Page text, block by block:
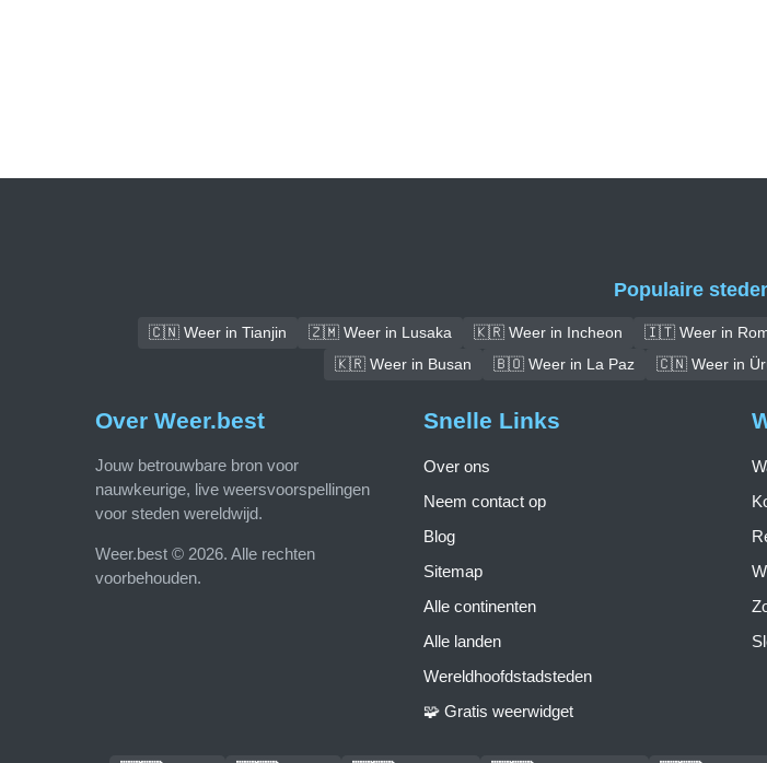
Populaire
🇨🇳 Weer in Tianjin 🇿🇲 Weer in Lusaka 🇰🇷 Weer in Incheon 🇮🇹 Weer in
🇰🇷 Weer in Busan
🇧🇴 Weer in La Paz 🇨🇳 Weer in
Over Weer.best
Jouw betrouwbare bron voor
nauwkeurige, live weersvoorspellingen
voor steden wereldwijd.
Weer.best © 2026. Alle rechten
voorbehouden.
Snelle Links
Over ons
Neem contact op
Blog
Sitemap
Alle continenten
Alle landen
Wereldhoofdstadsteden
🧩 Gratis weerwidget